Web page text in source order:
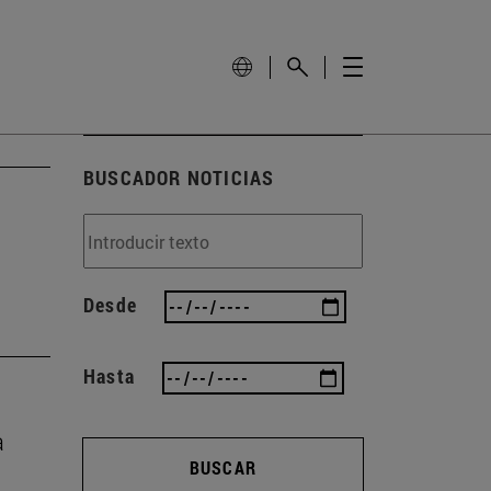
BUSCADOR NOTICIAS
Desde
Hasta
BUSCAR